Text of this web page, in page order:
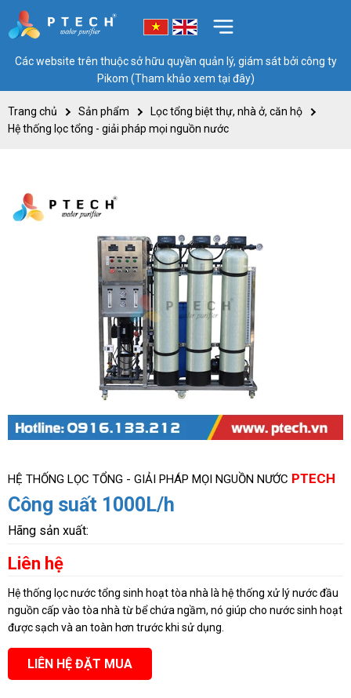
Các website trên thuộc sở hữu quyền quản lý, giám sát bởi công ty
Pikom (Tham khảo xem tại đây)
Trang chủ Sản phẩm
Lọc tổng biệt thự, nhà ở, căn hộ
Hệ thống lọc tổng - giải pháp mọi nguồn nước
HỆ THỐNG LỌC TỔNG - GIẢI PHÁP MỌI NGUỒN NƯỚC PTECH
Công suất 1000L/h
Hãng sản xuất:
Liên hệ
Hệ thống lọc nước tổng sinh hoạt tòa nhà là hệ thống xử lý nước đầu
nguồn cấp vào tòa nhà từ bể chứa ngầm, nó giúp cho nước sinh hoạt
được sạch và an toàn hơn trước khi sử dụng.
LIÊN HỆ ĐẶT MUA